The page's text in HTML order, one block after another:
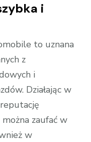
i
to uznana
z
i
Działając w
zaufać w
w